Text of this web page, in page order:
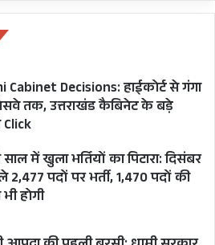
Cabinet Decisions: हाईकोर्ट से गंगा
तक, उत्तराखंड कैबिनेट के बड़े
साल में खुला भर्तियों का पिटारा: दिसंबर
पदों पर भर्ती, 1,470 पदों की
भी होगी